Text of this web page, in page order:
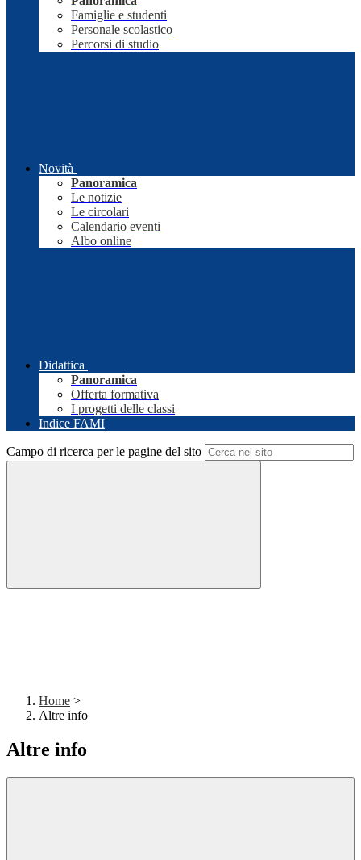
Famiglie e studenti
Personale scolastico
Percorsi di studio
Novità
Panoramica
Le notizie
Le circolari
Calendario eventi
Albo online
Didattica
Panoramica
Offerta formativa
I progetti delle classi
Indice FAMI
Campo di ricerca per le pagine del sito
Home >
Altre info
Altre info